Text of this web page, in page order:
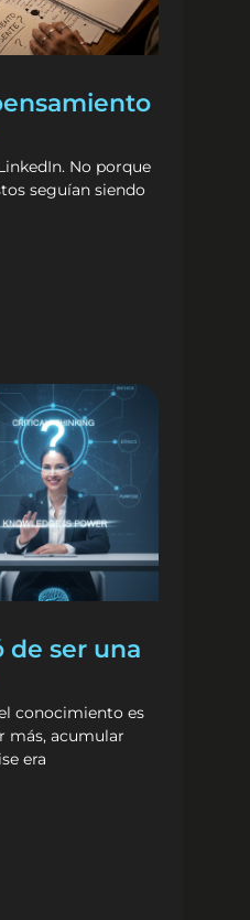
No porque
seguían siendo
de ser una
conocimiento es
más, acumular
era